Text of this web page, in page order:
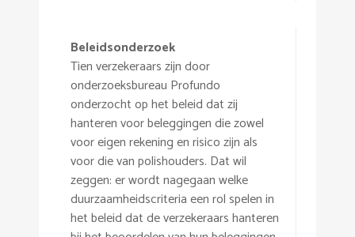
Beleidsonderzoek
Tien verzekeraars zijn door
onderzoeksbureau Profundo
onderzocht op het beleid dat zij
hanteren voor beleggingen die zowel
voor eigen rekening en risico zijn als
voor die van polishouders. Dat wil
zeggen: er wordt nagegaan welke
duurzaamheidscriteria een rol spelen in
het beleid dat de verzekeraars hanteren